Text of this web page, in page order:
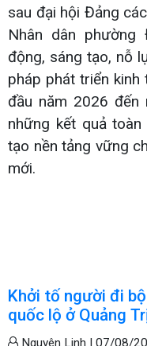
sau đại hội Đảng
Nhân dân
động, sáng tạo, nỗ
pháp phát triển
đầu năm 2026
những kết quả
tạo nền tảng vững
mới.
Khởi tố người đi
quốc lộ ở Quảng
Nguyên Linh | 07/08/